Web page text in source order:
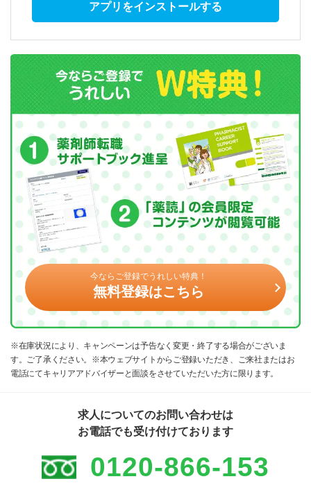
アプリをインストールする
今ならご登録でうれしい特典！
無料登録はこちら
※在庫状況により、キャンペーンは予告なく変更・終了する場合がございま
す。ご了承ください。※本ウェブサイトからご登録いただき、ご来社またはお
電話にてキャリアアドバイザーと面談をさせていただいた方に限ります。
求人についてのお問い合わせは
お電話でも受け付けております
0120-866-153